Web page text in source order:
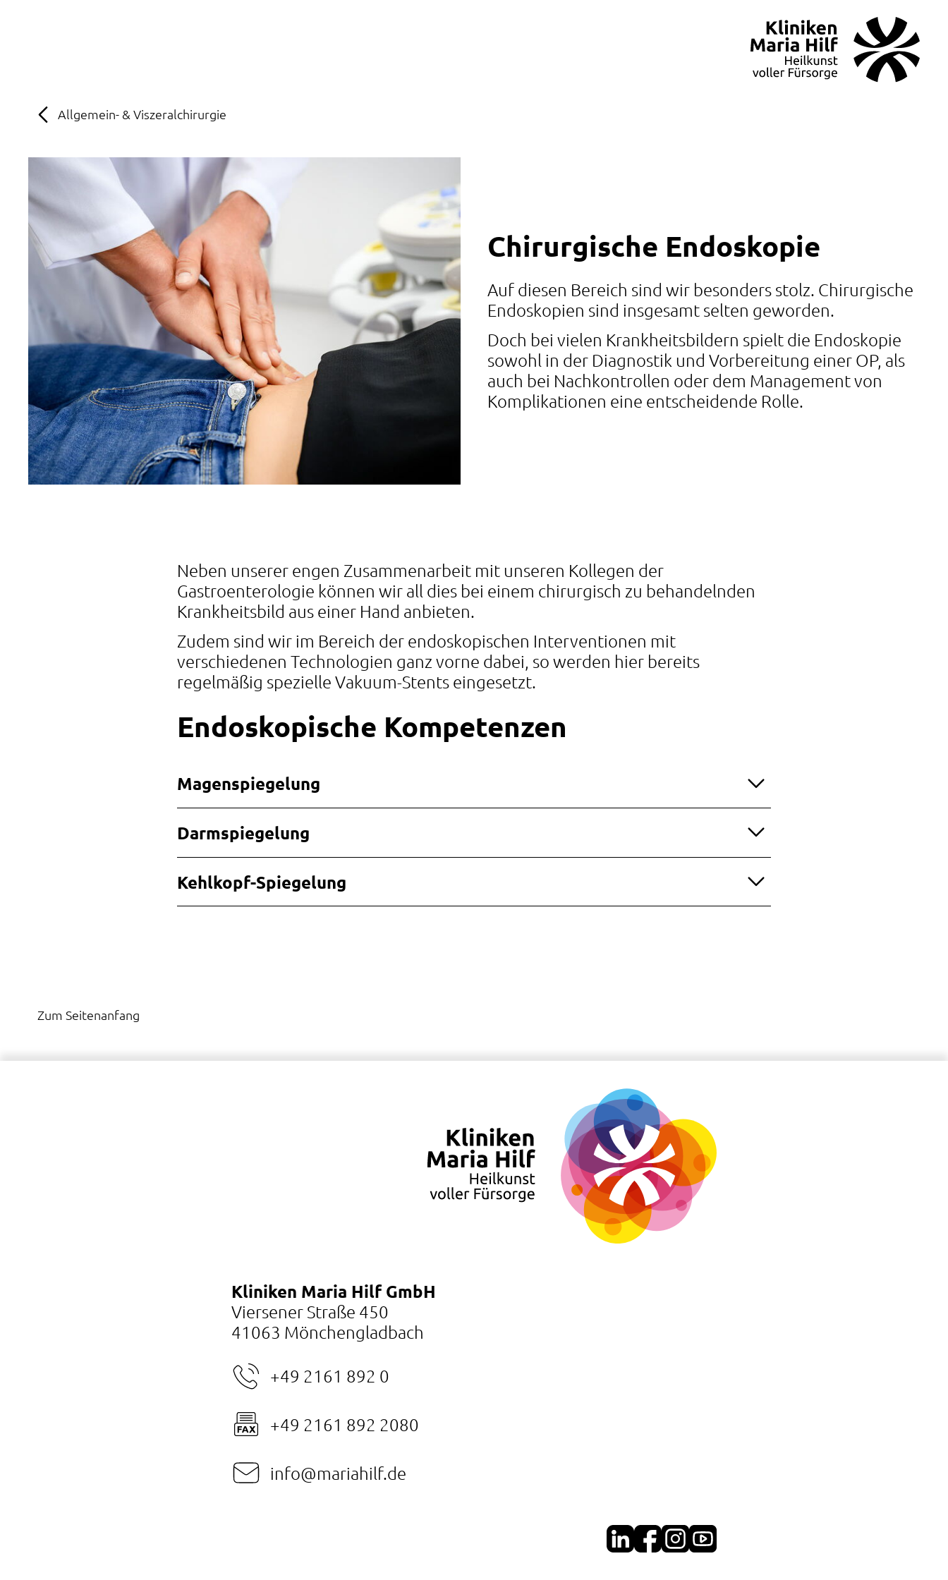
Allgemein- & Viszeralchirurgie
Chirurgische Endoskopie
Auf diesen Bereich sind wir besonders stolz. Chirurgische
Endoskopien sind insgesamt selten geworden.
Doch bei vielen Krankheitsbildern spielt die Endoskopie
sowohl in der Diagnostik und Vorbereitung einer OP, als
auch bei Nachkontrollen oder dem Management von
Komplikationen eine entscheidende Rolle.
Neben unserer engen Zusammenarbeit mit unseren Kollegen der
Gastroenterologie können wir all dies bei einem chirurgisch zu behandelnden
Krankheitsbild aus einer Hand anbieten.
Zudem sind wir im Bereich der endoskopischen Interventionen mit
verschiedenen Technologien ganz vorne dabei, so werden hier bereits
regelmäßig spezielle Vakuum-Stents eingesetzt.
Endoskopische Kompetenzen
Magenspiegelung
Darmspiegelung
Kehlkopf-Spiegelung
Zum Seitenanfang
Kliniken Maria Hilf GmbH
Viersener Straße 450
41063 Mönchengladbach
+49 2161 892 0
+49 2161 892 2080
info@mariahilf.de